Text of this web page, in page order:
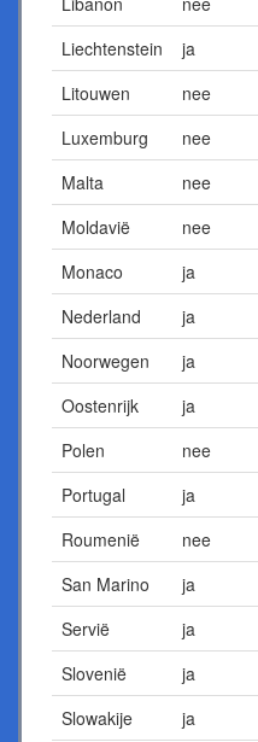
Liechtenstein
ja
Litouwen
nee
Luxemburg
nee
Malta
nee
Moldavië
nee
Monaco
ja
Nederland
ja
Noorwegen
ja
Oostenrijk
ja
Polen
nee
Portugal
ja
Roumenië
nee
San Marino
ja
Servië
ja
Slovenië
ja
Slowakije
ja